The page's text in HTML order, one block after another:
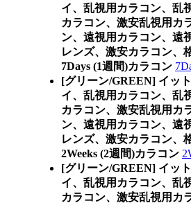
イ、乱視用カラコン、乱
カラコン、激安乱視用カ
ン、遠視用カラコン、遠
レンズ、激安カラコン、
7Days (1週間)カラコン
[グリーン/GREEN] イッ
イ、乱視用カラコン、乱
カラコン、激安乱視用カ
ン、遠視用カラコン、遠
レンズ、激安カラコン、
2Weeks (2週間)カラコン
[グリーン/GREEN] イッ
イ、乱視用カラコン、乱
カラコン、激安乱視用カ